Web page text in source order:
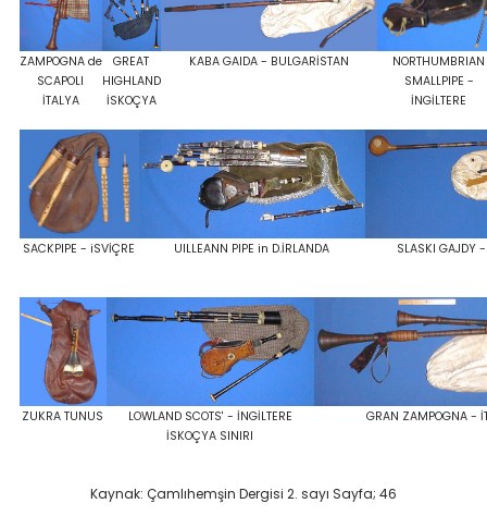
ZAMPOGNA de
SCAPOLI
İTALYA
GREAT
HIGHLAND
İSKOÇYA
KABA GAIDA - BULGARİSTAN
NORTHUMBRIAN
SMALLPIPE -
İNGİLTERE
SACKPIPE - iSVİÇRE UILLEANN PIPE in D.İRLANDA SLASKI GAJDY
ZUKRA TUNUS
LOWLAND SCOTS' - İNGİLTERE
İSKOÇYA SINIRI
GRAN ZAMPOGNA -
Kaynak: Çamlıhemşin Dergisi 2. sayı Sayfa; 46